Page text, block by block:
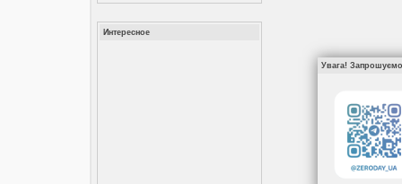
Интересное
Увага! Запрошуємо